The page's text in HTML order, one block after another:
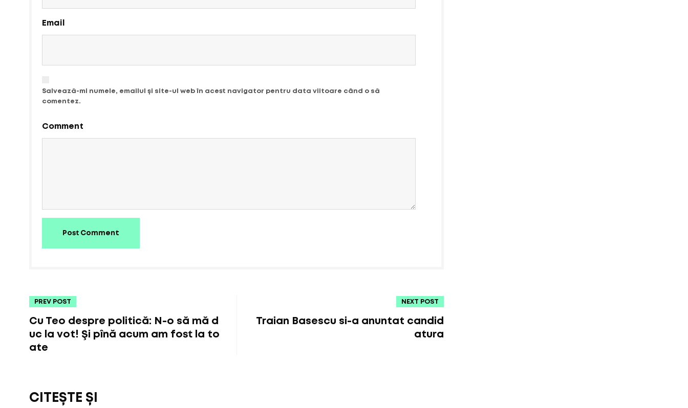
Email
Salvează-mi numele, emailul și site-ul web în acest navigator pentru data viitoare când o să
comentez.
Comment
Post Comment
PREV POST
Cu Teo despre politică: N-o să mă d
uc la vot! Şi pînă acum am fost la to
ate
NEXT POST
Traian Basescu si-a anuntat candid
atura
CITEȘTE ȘI